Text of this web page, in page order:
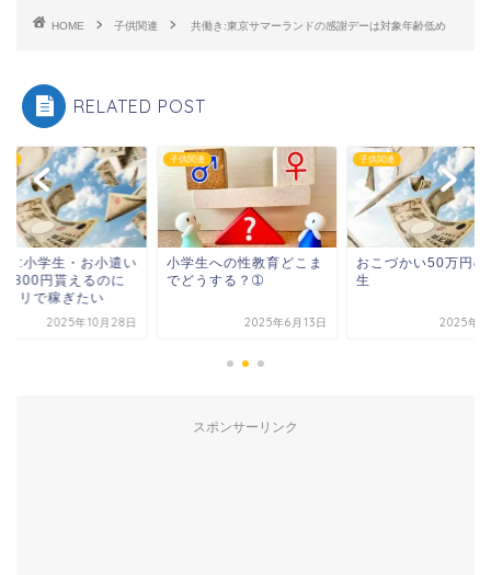
HOME 子供関連 共働き:東京サマーランドの感謝デーは対象年齢低め
RELATED POST
き:小学生・お小遣い
4800円貰えるのに
カリで稼ぎたい
2025年10月28日
子供関連
小学生への性教育どこま
でどうする？➀
2025年6月13日
子供関連
おこづかい50万円の
生
2025年7
スポンサーリンク